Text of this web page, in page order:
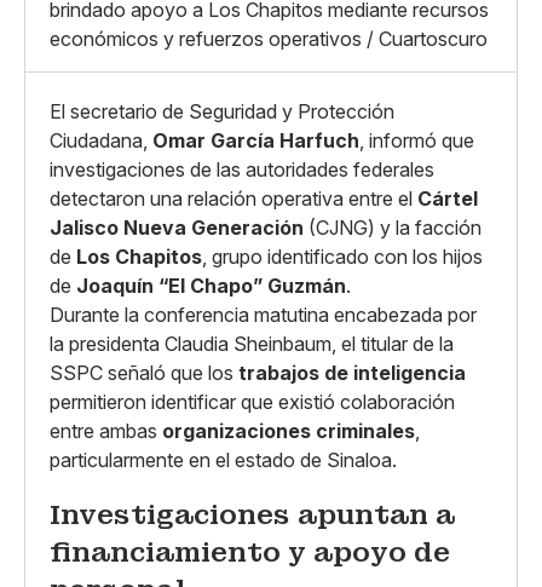
brindado apoyo a Los Chapitos mediante recursos
económicos y refuerzos operativos / Cuartoscuro
El secretario de Seguridad y Protección
Ciudadana, Omar García Harfuch, informó que
investigaciones de las autoridades federales
detectaron una relación operativa entre el Cártel
Jalisco Nueva Generación (CJNG) y la facción
de Los Chapitos, grupo identificado con los hijos
de Joaquín “El Chapo” Guzmán.
Durante la conferencia matutina encabezada por
la presidenta Claudia Sheinbaum, el titular de la
SSPC señaló que los trabajos de inteligencia
permitieron identificar que existió colaboración
entre ambas organizaciones criminales,
particularmente en el estado de Sinaloa.
Investigaciones apuntan a
financiamiento y apoyo de